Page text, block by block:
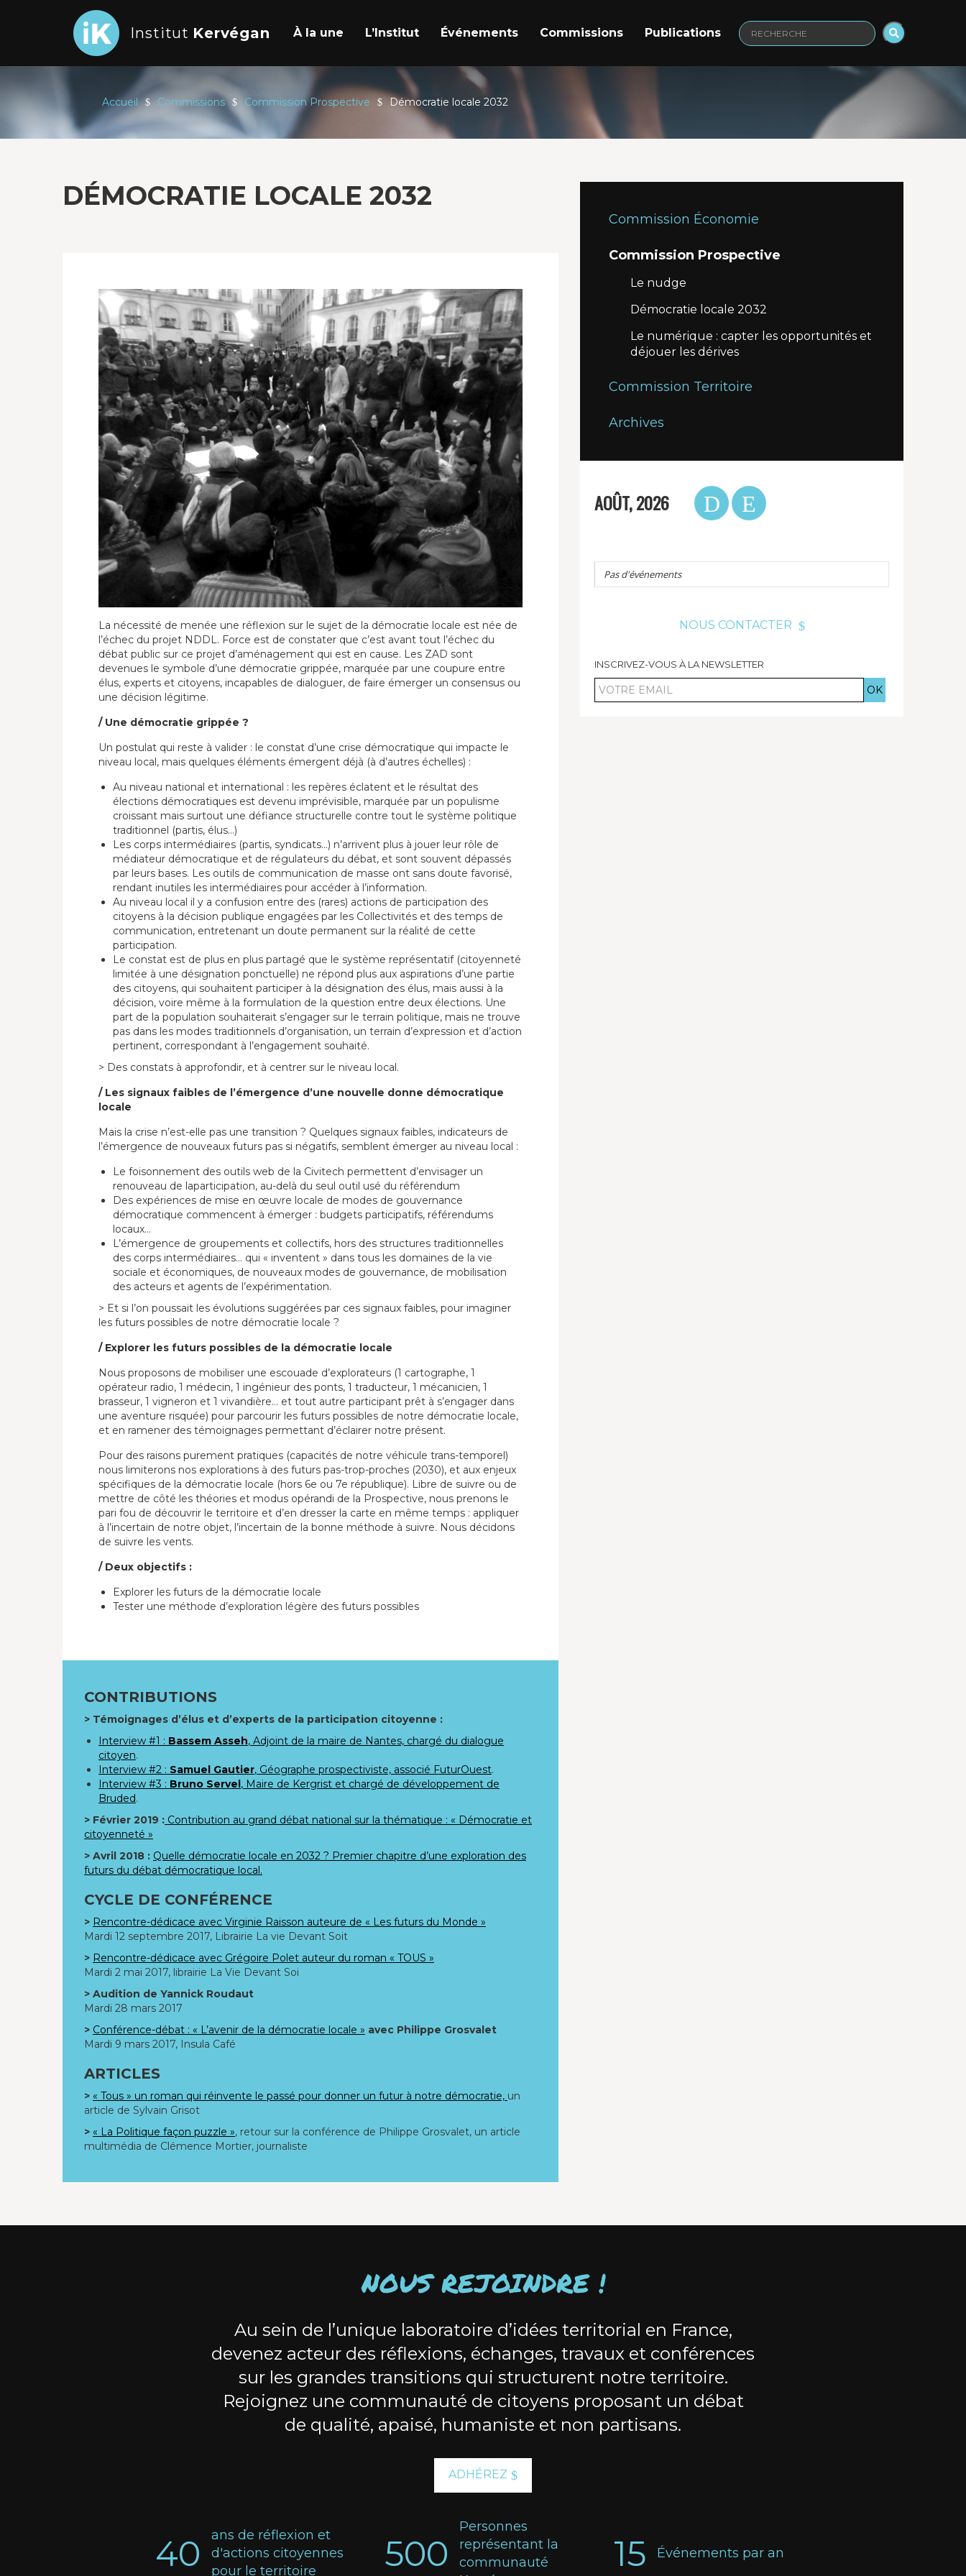
Institut Kervégan
Recherche
À la une L’Institut Événements Commissions Publications
Accueil Commissions Commission Prospective Démocratie locale 2032
DÉMOCRATIE LOCALE 2032
La nécessité de menée une réflexion sur le sujet de la démocratie locale est née de
l’échec du projet NDDL. Force est de constater que c’est avant tout l’échec du
débat public sur ce projet d’aménagement qui est en cause. Les ZAD sont
devenues le symbole d’une démocratie grippée, marquée par une coupure entre
élus, experts et citoyens, incapables de dialoguer, de faire émerger un consensus ou
une décision légitime.
/ Une démocratie grippée ?
Un postulat qui reste à valider : le constat d’une crise démocratique qui impacte le
niveau local, mais quelques éléments émergent déjà (à d’autres échelles) :
Au niveau national et international : les repères éclatent et le résultat des
élections démocratiques est devenu imprévisible, marquée par un populisme
croissant mais surtout une défiance structurelle contre tout le système politique
traditionnel (partis, élus…)
Les corps intermédiaires (partis, syndicats…) n’arrivent plus à jouer leur rôle de
médiateur démocratique et de régulateurs du débat, et sont souvent dépassés
par leurs bases. Les outils de communication de masse ont sans doute favorisé,
rendant inutiles les intermédiaires pour accéder à l’information.
Au niveau local il y a confusion entre des (rares) actions de participation des
citoyens à la décision publique engagées par les Collectivités et des temps de
communication, entretenant un doute permanent sur la réalité de cette
participation.
Le constat est de plus en plus partagé que le système représentatif (citoyenneté
limitée à une désignation ponctuelle) ne répond plus aux aspirations d’une partie
des citoyens, qui souhaitent participer à la désignation des élus, mais aussi à la
décision, voire même à la formulation de la question entre deux élections. Une
part de la population souhaiterait s’engager sur le terrain politique, mais ne trouve
pas dans les modes traditionnels d’organisation, un terrain d’expression et d’action
pertinent, correspondant à l’engagement souhaité.
> Des constats à approfondir, et à centrer sur le niveau local.
/ Les signaux faibles de l’émergence d’une nouvelle donne démocratique
locale
Mais la crise n’est-elle pas une transition ? Quelques signaux faibles, indicateurs de
l’émergence de nouveaux futurs pas si négatifs, semblent émerger au niveau local :
Le foisonnement des outils web de la Civitech permettent d’envisager un
renouveau de laparticipation, au-delà du seul outil usé du référendum
Des expériences de mise en œuvre locale de modes de gouvernance
démocratique commencent à émerger : budgets participatifs, référendums
locaux…
L’émergence de groupements et collectifs, hors des structures traditionnelles
des corps intermédiaires… qui « inventent » dans tous les domaines de la vie
sociale et économiques, de nouveaux modes de gouvernance, de mobilisation
des acteurs et agents de l’expérimentation.
> Et si l’on poussait les évolutions suggérées par ces signaux faibles, pour imaginer
les futurs possibles de notre démocratie locale ?
/ Explorer les futurs possibles de la démocratie locale
Nous proposons de mobiliser une escouade d’explorateurs (1 cartographe, 1
opérateur radio, 1 médecin, 1 ingénieur des ponts, 1 traducteur, 1 mécanicien, 1
brasseur, 1 vigneron et 1 vivandière… et tout autre participant prêt à s’engager dans
une aventure risquée) pour parcourir les futurs possibles de notre démocratie locale,
et en ramener des témoignages permettant d’éclairer notre présent.
Pour des raisons purement pratiques (capacités de notre véhicule trans-temporel)
nous limiterons nos explorations à des futurs pas-trop-proches (2030), et aux enjeux
spécifiques de la démocratie locale (hors 6e ou 7e république). Libre de suivre ou de
mettre de côté les théories et modus opérandi de la Prospective, nous prenons le
pari fou de découvrir le territoire et d’en dresser la carte en même temps : appliquer
à l’incertain de notre objet, l’incertain de la bonne méthode à suivre. Nous décidons
de suivre les vents.
/ Deux objectifs :
Explorer les futurs de la démocratie locale
Tester une méthode d’exploration légère des futurs possibles
CONTRIBUTIONS
> Témoignages d’élus et d’experts de la participation citoyenne :
Interview #1 : Bassem Asseh, Adjoint de la maire de Nantes, chargé du dialogue
citoyen.
Interview #2 : Samuel Gautier, Géographe prospectiviste, associé FuturOuest.
Interview #3 : Bruno Servel, Maire de Kergrist et chargé de développement de
Bruded.
> Février 2019 : Contribution au grand débat national sur la thématique : « Démocratie et
citoyenneté »
> Avril 2018 : Quelle démocratie locale en 2032 ? Premier chapitre d’une exploration des
futurs du débat démocratique local.
CYCLE DE CONFÉRENCE
> Rencontre-dédicace avec Virginie Raisson auteure de « Les futurs du Monde »
Mardi 12 septembre 2017, Librairie La vie Devant Soit
> Rencontre-dédicace avec Grégoire Polet auteur du roman « TOUS »
Mardi 2 mai 2017, librairie La Vie Devant Soi
> Audition de Yannick Roudaut
Mardi 28 mars 2017
> Conférence-débat : « L’avenir de la démocratie locale » avec Philippe Grosvalet
Mardi 9 mars 2017, Insula Café
ARTICLES
> « Tous » un roman qui réinvente le passé pour donner un futur à notre démocratie, un
article de Sylvain Grisot
> « La Politique façon puzzle », retour sur la conférence de Philippe Grosvalet, un article
multimédia de Clémence Mortier, journaliste
Commission Économie
Commission Prospective
Le nudge
Démocratie locale 2032
Le numérique : capter les opportunités et
déjouer les dérives
Commission Territoire
Archives
AOÛT, 2026
Pas d'événements
NOUS CONTACTER
INSCRIVEZ-VOUS À LA NEWSLETTER
Votre
email
NOUS REJOINDRE !
Au sein de l’unique laboratoire d’idées territorial en France,
devenez acteur des réflexions, échanges, travaux et conférences
sur les grandes transitions qui structurent notre territoire.
Rejoignez une communauté de citoyens proposant un débat
de qualité, apaisé, humaniste et non partisans.
ADHÉREZ
40
ans de réflexion et
d'actions citoyennes
pour le territoire
500
Personnes
représentant la
communauté
15 Événements par an